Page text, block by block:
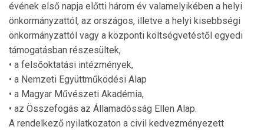
évének első napja előtti három év valamelyikében a helyi
önkormányzattól, az országos, illetve a helyi kisebbségi
önkormányzattól vagy a központi költségvetéstől egyedi
támogatásban részesültek,
• a felsőoktatási intézmények,
• a Nemzeti Együttműködési Alap
• a Magyar Művészeti Akadémia,
• az Összefogás az Államadósság Ellen Alap.
A rendelkező nyilatkozaton a civil kedvezményezett